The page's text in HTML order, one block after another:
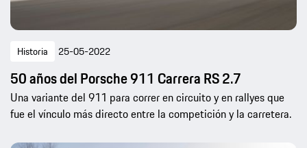
Historia 25-05-2022
50 años del Porsche 911 Carrera RS 2.7
Una variante del 911 para correr en circuito y en rallyes que
fue el vínculo más directo entre la competición y la carretera.